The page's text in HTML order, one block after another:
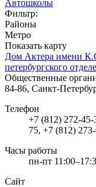
Автошколы
Фильтр:
Районы
Метро
Показать карту
Дом Актера имени
петербургского
Общественные
84-86, Санкт-
Телефон
+7 (812) 272-
75, +7 (812)
Часы работы
пн-пт
Сайт